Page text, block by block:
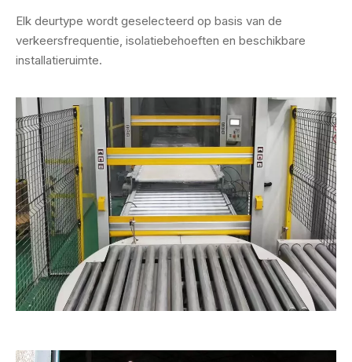
​​Elk deurtype wordt geselecteerd op basis van de
verkeersfrequentie, isolatiebehoeften en beschikbare
installatieruimte.